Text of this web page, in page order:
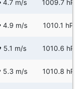
4.7 m/s 1009.7 hPa
4.9 m/s 1010.1 hPa
5.1 m/s 1010.6 hPa
5.3 m/s 1010.8 hPa